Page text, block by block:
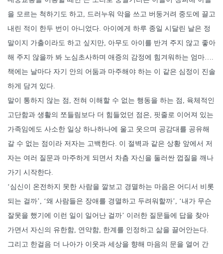
을 모르는 척하기도 하고, 드러누워 악을 쓰고 버둥거려 중도에 끌고
내린 적이 한두 번이 아니었다. 아이에게 하루 종일 시달린 날은 정
말이지 가출이라도 하고 싶지만, 아무도 아이를 반겨 주지 않고 좋아
해 주지 않을까 봐 노심초사하며 애증의 감정에 힘겨워하는 엄마….
책에는 날마다 자기 안의 어둠과 마주해야 하는 이 같은 심정이 진솔
하게 담겨 있다.
말이 통하지 않는 점, 전혀 이해할 수 없는 행동을 하는 점, 육체적인
고단함과 생활의 쪼들림보다 더 힘들었던 점은, 핏줄로 이어져 있는
가족임에도 사소한 일상 하나하나에 울고 웃으며 공감대를 공유해
갈 수 없는 점이라 저자는 고백한다. 이 절벽과 같은 상황 앞에서 저
자는 여러 질문과 마주하게 되면서 차츰 자신을 둘러싼 껍질을 깨나
가기 시작한다.
‘심신이 온전하지 못한 사람을 깔보고 경멸하는 마음은 어디서 비롯
되는 걸까’, ‘왜 사람들은 장애를 경멸하고 두려워할까’, ‘내가 무슨
잘못을 했기에 이런 일이 일어난 걸까’ 이러한 질문들에 답을 찾아
가면서 자신의 유한함, 연약함, 한계를 인정하고 삶을 끌어안는다.
그리고 한걸음 더 나아가 이웃과 세상을 향해 마음의 문을 열어 간